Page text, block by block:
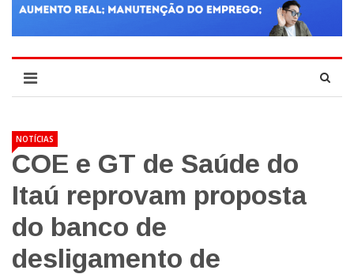
NOTÍCIAS
COE e GT de Saúde do
Itaú reprovam proposta
do banco de
desligamento de